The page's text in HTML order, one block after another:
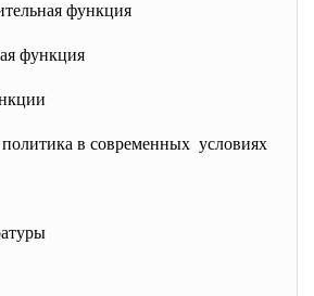
функция
функция
в современных условиях